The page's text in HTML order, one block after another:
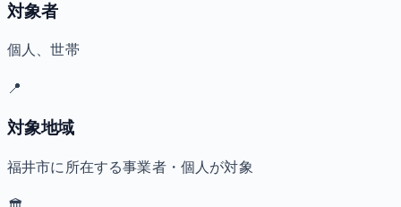
対象者
個人、世帯
📍
対象地域
福井市に所在する事業者・個人が対象